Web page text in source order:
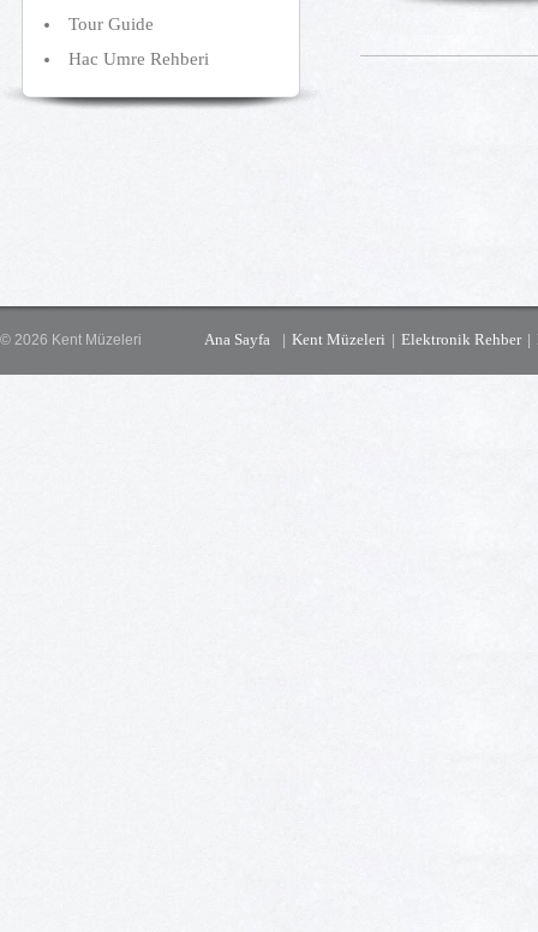
Tour Guide
Hac Umre Rehberi
© 2026 Kent Müzeleri Ana Sayfa Kent Müzeleri Elektronik Rehber